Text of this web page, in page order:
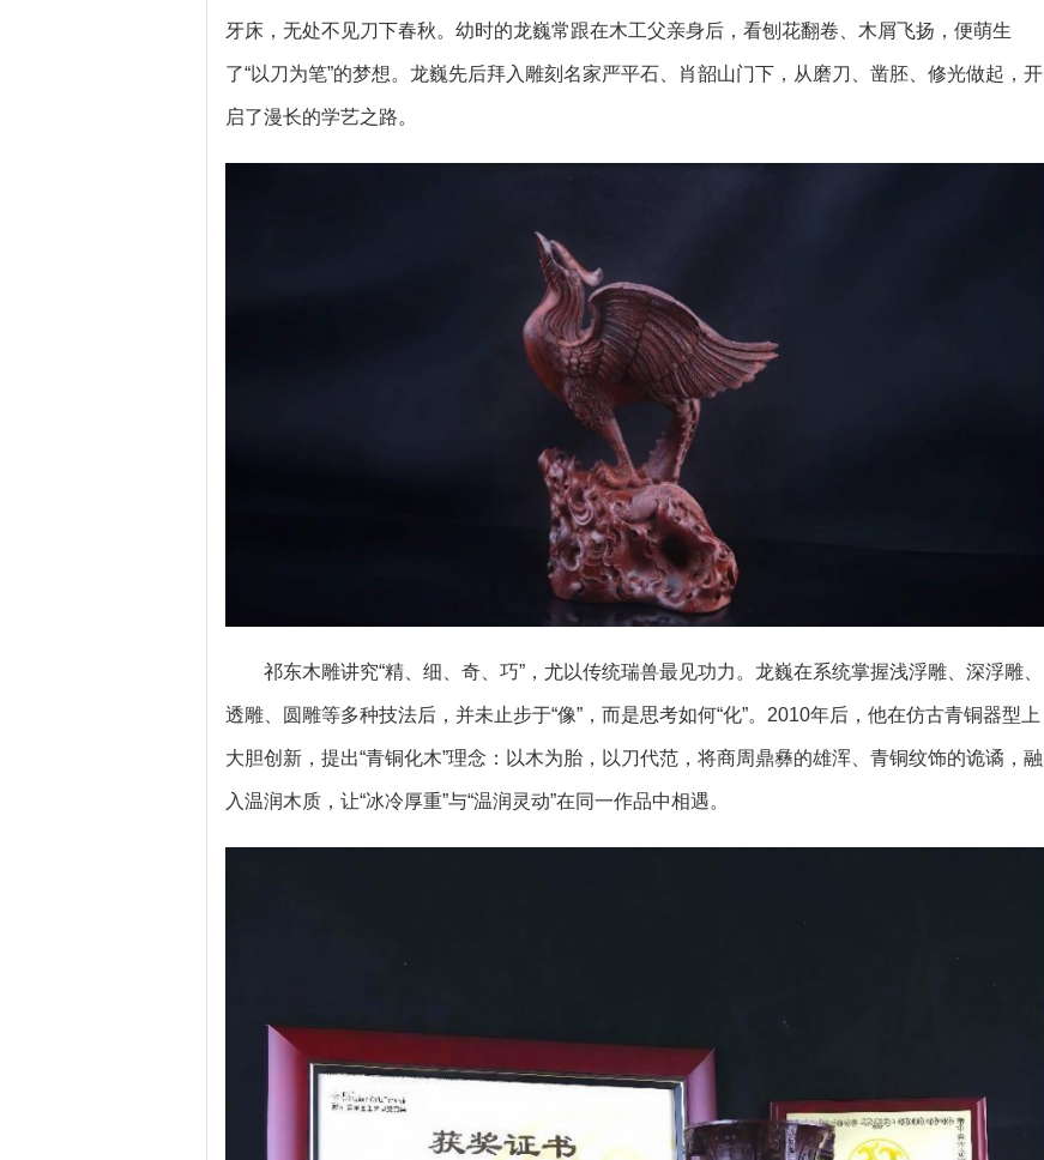
牙床，无处不见刀下春秋。幼时的龙巍常跟在木工父亲身后，看刨花翻卷、木屑飞扬，便萌生
了“以刀为笔”的梦想。龙巍先后拜入雕刻名家严平石、肖韶山门下，从磨刀、凿胚、修光做起，开
启了漫长的学艺之路。
祁东木雕讲究“精、细、奇、巧”，尤以传统瑞兽最见功力。龙巍在系统掌握浅浮雕、深浮雕、
透雕、圆雕等多种技法后，并未止步于“像”，而是思考如何“化”。2010年后，他在仿古青铜器型上
大胆创新，提出“青铜化木”理念：以木为胎，以刀代范，将商周鼎彝的雄浑、青铜纹饰的诡谲，融
入温润木质，让“冰冷厚重”与“温润灵动”在同一作品中相遇。